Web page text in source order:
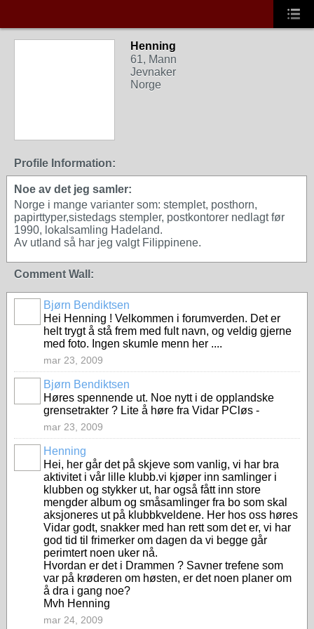
Henning
61, Mann
Jevnaker
Norge
Profile Information:
Noe av det jeg samler:
Norge i mange varianter som: stemplet, posthorn,
papirttyper,sistedags stempler, postkontorer nedlagt før
1990, lokalsamling Hadeland.
Av utland så har jeg valgt Filippinene.
Comment Wall:
Bjørn Bendiktsen
Hei Henning ! Velkommen i forumverden. Det er
helt trygt å stå frem med fult navn, og veldig gjerne
med foto. Ingen skumle menn her ....
mar 23, 2009
Bjørn Bendiktsen
Høres spennende ut. Noe nytt i de opplandske
grensetrakter ? Lite å høre fra Vidar PCløs -
mar 23, 2009
Henning
Hei, her går det på skjeve som vanlig, vi har bra
aktivitet i vår lille klubb.vi kjøper inn samlinger i
klubben og stykker ut, har også fått inn store
mengder album og småsamlinger fra bo som skal
aksjoneres ut på klubbkveldene. Her hos oss høres
Vidar godt, snakker med han rett som det er, vi har
god tid til frimerker om dagen da vi begge går
perimtert noen uker nå.
Hvordan er det i Drammen ? Savner trefene som
var på krøderen om høsten, er det noen planer om
å dra i gang noe?
Mvh Henning
mar 24, 2009